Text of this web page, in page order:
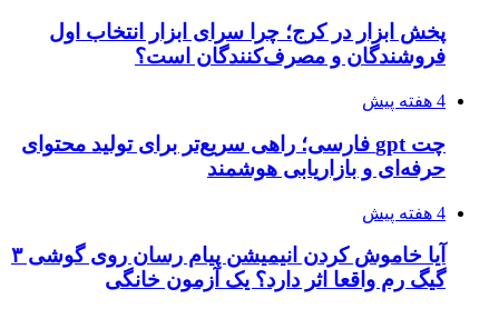
پخش ابزار در کرج؛ چرا سرای ابزار انتخاب اول
فروشندگان و مصرف‌کنندگان است؟
4 هفته پیش
چت gpt فارسی؛ راهی سریع‌تر برای تولید محتوای
حرفه‌ای و بازاریابی هوشمند
4 هفته پیش
آیا خاموش کردن انیمیشن پیام رسان روی گوشی ۳
گیگ رم واقعا اثر دارد؟ یک آزمون خانگی